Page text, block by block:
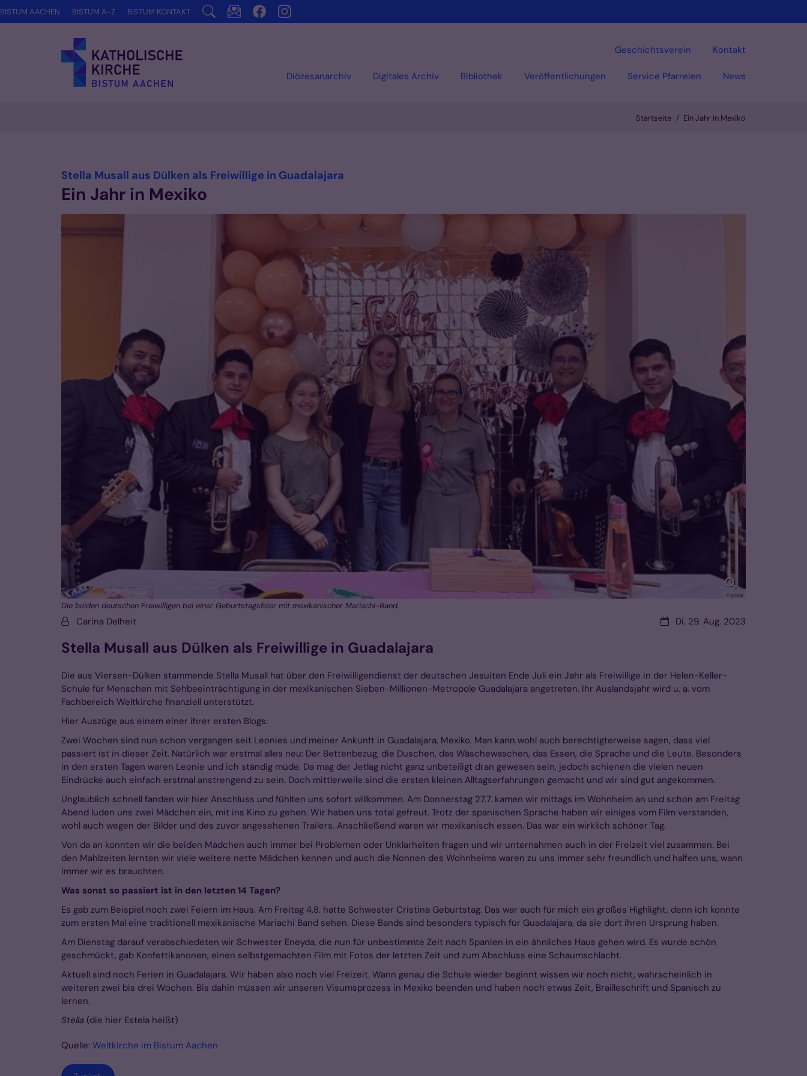
Zum Inhalt springen
Diözesanarchiv Digitales Archiv Bibliothek Veröffentlichungen Service Pfarreien News
Geschichtsverein Kontakt
BISTUM AACHEN BISTUM A-Z BISTUM KONTAKT
Startseite Ein Jahr in Mexiko
Stella Musall aus Dülken als Freiwillige in Guadalajara
Ein Jahr in Mexiko
© privat
Die beiden deutschen Freiwilligen bei einer Geburtstagsfeier mit mexikanischer Mariachi-Band.
Datum:Di. 29. Aug. 2023
Von:Carina Delheit
Stella Musall aus Dülken als Freiwillige in Guadalajara
Die aus Viersen-Dülken stammende Stella Musall hat über den Freiwilligendienst der deutschen Jesuiten Ende Juli ein Jahr als Freiwillige in der Helen-Keller-
Schule für Menschen mit Sehbeeinträchtigung in der mexikanischen Sieben-Millionen-Metropole Guadalajara angetreten. Ihr Auslandsjahr wird u. a. vom
Fachbereich Weltkirche finanziell unterstützt.
Hier Auszüge aus einem einer ihrer ersten Blogs:
Zwei Wochen sind nun schon vergangen seit Leonies und meiner Ankunft in Guadalajara, Mexiko. Man kann wohl auch berechtigterweise sagen, dass viel
passiert ist in dieser Zeit. Natürlich war erstmal alles neu: Der Bettenbezug, die Duschen, das Wäschewaschen, das Essen, die Sprache und die Leute. Besonders
in den ersten Tagen waren Leonie und ich ständig müde. Da mag der Jetlag nicht ganz unbeteiligt dran gewesen sein, jedoch schienen die vielen neuen
Eindrücke auch einfach erstmal anstrengend zu sein. Doch mittlerweile sind die ersten kleinen Alltagserfahrungen gemacht und wir sind gut angekommen.
Unglaublich schnell fanden wir hier Anschluss und fühlten uns sofort willkommen. Am Donnerstag 27.7. kamen wir mittags im Wohnheim an und schon am Freitag
Abend luden uns zwei Mädchen ein, mit ins Kino zu gehen. Wir haben uns total gefreut. Trotz der spanischen Sprache haben wir einiges vom Film verstanden,
wohl auch wegen der Bilder und des zuvor angesehenen Trailers. Anschließend waren wir mexikanisch essen. Das war ein wirklich schöner Tag.
Von da an konnten wir die beiden Mädchen auch immer bei Problemen oder Unklarheiten fragen und wir unternahmen auch in der Freizeit viel zusammen. Bei
den Mahlzeiten lernten wir viele weitere nette Mädchen kennen und auch die Nonnen des Wohnheims waren zu uns immer sehr freundlich und halfen uns, wann
immer wir es brauchten.
Was sonst so passiert ist in den letzten 14 Tagen?
Es gab zum Beispiel noch zwei Feiern im Haus. Am Freitag 4.8. hatte Schwester Cristina Geburtstag. Das war auch für mich ein großes Highlight, denn ich konnte
zum ersten Mal eine traditionell mexikanische Mariachi Band sehen. Diese Bands sind besonders typisch für Guadalajara, da sie dort ihren Ursprung haben.
Am Dienstag darauf verabschiedeten wir Schwester Eneyda, die nun für unbestimmte Zeit nach Spanien in ein ähnliches Haus gehen wird. Es wurde schön
geschmückt, gab Konfettikanonen, einen selbstgemachten Film mit Fotos der letzten Zeit und zum Abschluss eine Schaumschlacht.
Aktuell sind noch Ferien in Guadalajara. Wir haben also noch viel Freizeit. Wann genau die Schule wieder beginnt wissen wir noch nicht, wahrscheinlich in
weiteren zwei bis drei Wochen. Bis dahin müssen wir unseren Visumsprozess in Mexiko beenden und haben noch etwas Zeit, Brailleschrift und Spanisch zu
lernen.
Stella (die hier Estela heißt)
Quelle: Weltkirche im Bistum Aachen